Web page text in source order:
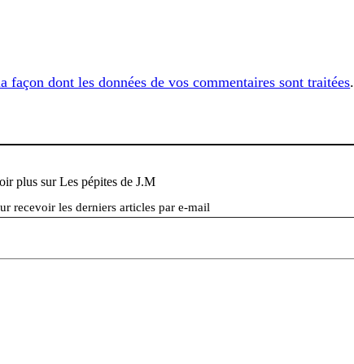
façon dont les données de vos commentaires sont traitées.
plus sur Les pépites de J.M
recevoir les derniers articles par e-mail